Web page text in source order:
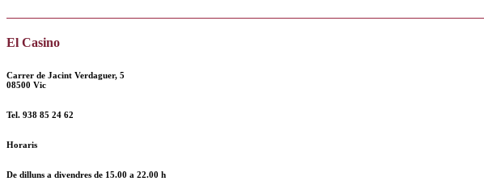
El Casino
Carrer de Jacint Verdaguer, 5
08500 Vic
Tel. 938 85 24 62
Horaris
De dilluns a divendres de 15.00 a 22.00 h